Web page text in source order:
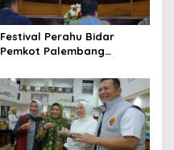
Festival Perahu Bidar
Pemkot Palembang